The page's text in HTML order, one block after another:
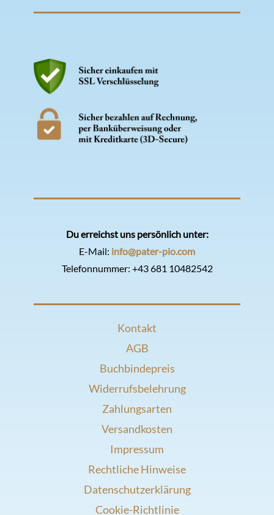
Du erreichst uns persönlich unter:
E-Mail: info@pater-pio.com
Telefonnummer: +43 681 10482542
Kontakt
AGB
Buchbindepreis
Widerrufsbelehrung
Zahlungsarten
Versandkosten
Impressum
Rechtliche Hinweise
Datenschutzerklärung
Cookie-Richtlinie